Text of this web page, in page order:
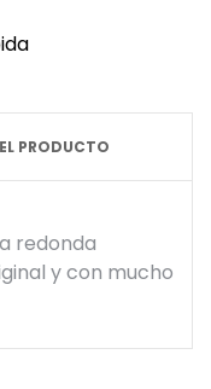
PRODUCTO
redonda
y con mucho